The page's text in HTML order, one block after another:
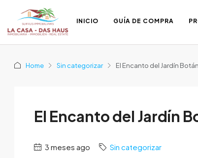
INICIO GUÍA DE COMPRA
Home Sin categorizar El Encanto del Jardín
El Encanto del Jardín
3 meses ago Sin categorizar